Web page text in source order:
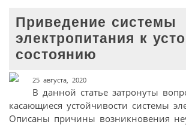
Приведение системы
электропитания к
состоянию
25 августа, 2020
В данной статье затронуты
касающиеся устойчивости системы
Описаны причины возникновения